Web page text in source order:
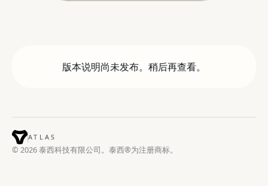
版本说明尚未发布。稍后再查看。
ATLAS
© 2026 泰西科技有限公司。泰西®为注册商标。